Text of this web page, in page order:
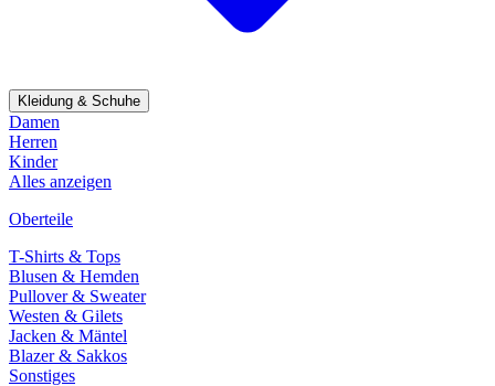
Kleidung & Schuhe
Damen
Herren
Kinder
Alles anzeigen
Oberteile
T-Shirts & Tops
Blusen & Hemden
Pullover & Sweater
Westen & Gilets
Jacken & Mäntel
Blazer & Sakkos
Sonstiges